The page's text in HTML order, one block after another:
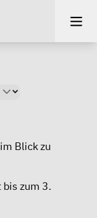
Blick zu
bis zum 3.